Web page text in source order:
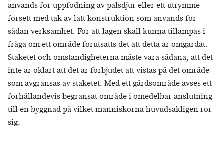
används för uppfödning av pälsdjur eller ett utrymme
försett med tak av lätt konstruktion som används för
sådan verksamhet. För att lagen skall kunna tillämpas i
fråga om ett område förutsätts det att detta är omgärdat.
Staketet och omständigheterna måste vara sådana, att det
inte är oklart att det är förbjudet att vistas på det område
som avgränsas av staketet. Med ett gårdsområde avses ett
förhållandevis begränsat område i omedelbar anslutning
till en byggnad på vilket människorna huvudsakligen rör
sig.